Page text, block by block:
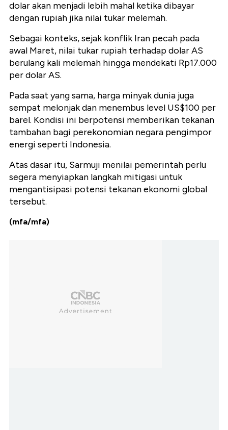
dolar akan menjadi lebih mahal ketika dibayar
dengan rupiah jika nilai tukar melemah.
Sebagai konteks, sejak konflik Iran pecah pada
awal Maret, nilai tukar rupiah terhadap dolar AS
berulang kali melemah hingga mendekati Rp17.000
per dolar AS.
Pada saat yang sama, harga minyak dunia juga
sempat melonjak dan menembus level US$100 per
barel. Kondisi ini berpotensi memberikan tekanan
tambahan bagi perekonomian negara pengimpor
energi seperti Indonesia.
Atas dasar itu, Sarmuji menilai pemerintah perlu
segera menyiapkan langkah mitigasi untuk
mengantisipasi potensi tekanan ekonomi global
tersebut.
(mfa/mfa)